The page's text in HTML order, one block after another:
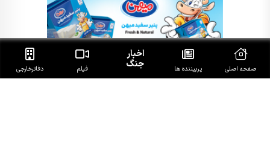
صفحه اصلی پربیننده ها
اخبار
جنگ فیلم دفاتر‌خارجی